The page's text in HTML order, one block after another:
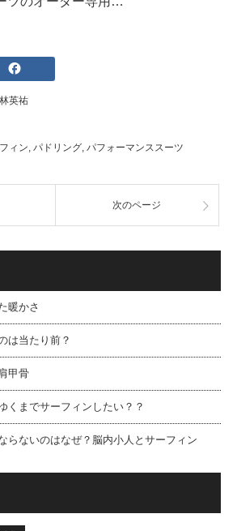
英祐
ィン, パドリング, パフォーマンススーツ
次のページ
暖かさ
は当たり前？
甲骨
くまでサーフィンしたい？？
らないのはなぜ？脳内小人とサーフィン